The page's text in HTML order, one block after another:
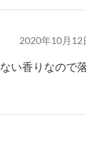
2020年10月12
い香りなので